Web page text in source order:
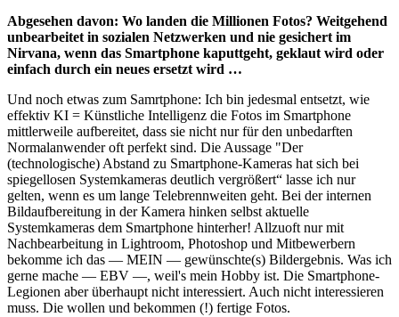
Abgesehen davon: Wo landen die Millionen Fotos? Weitgehend
unbearbeitet in sozialen Netzwerken und nie gesichert im
Nirvana, wenn das Smartphone kaputtgeht, geklaut wird oder
einfach durch ein neues ersetzt wird …
Und noch etwas zum Samrtphone: Ich bin jedesmal entsetzt, wie
effektiv KI = Künstliche Intelligenz die Fotos im Smartphone
mittlerweile aufbereitet, dass sie nicht nur für den unbedarften
Normalanwender oft perfekt sind. Die Aussage "Der
(technologische) Abstand zu Smartphone-Kameras hat sich bei
spiegellosen Systemkameras deutlich vergrößert“ lasse ich nur
gelten, wenn es um lange Telebrennweiten geht. Bei der internen
Bildaufbereitung in der Kamera hinken selbst aktuelle
Systemkameras dem Smartphone hinterher! Allzuoft nur mit
Nachbearbeitung in Lightroom, Photoshop und Mitbewerbern
bekomme ich das — MEIN — gewünschte(s) Bildergebnis. Was ich
gerne mache — EBV —, weil's mein Hobby ist. Die Smartphone-
Legionen aber überhaupt nicht interessiert. Auch nicht interessieren
muss. Die wollen und bekommen (!) fertige Fotos.